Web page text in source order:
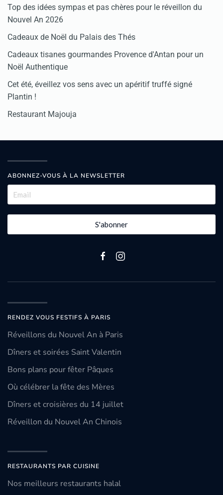
Top des idées sympas et pas chères pour le réveillon du
Nouvel An 2026
Cadeaux de Noël du Palais des Thés
Cadeaux tisanes gourmandes Provence d'Antan pour un
Noël Authentique
Cet été, éveillez vos sens avec un apéritif truffé signé
Plantin !
Restaurant Majouja
ABONNEZ-VOUS À LA NEWSLETTER
S'abonner
RENDEZ VOUS FESTIFS À PARIS
Réveillons du Nouvel An à Paris
Dîners et soirées Saint Valentin
Bons plans pour fêter Pâques
Où célébrer la fête des Mères
Dîners et croisières du 14 juillet
Réveillon du Nouvel An Chinois
RESTAURANTS PAR CUISINE
Nos meilleurs restaurants halal